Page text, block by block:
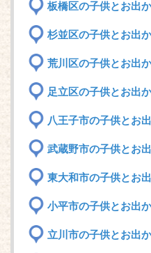
板橋区の子供とお出
杉並区の子供とお出
荒川区の子供とお出
足立区の子供とお出
八王子市の子供とお
武蔵野市の子供とお
東大和市の子供とお
小平市の子供とお出
立川市の子供とお出